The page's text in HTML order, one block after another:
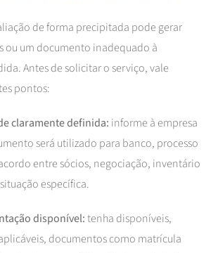
de forma precipitada pode gerar
ou um documento inadequado à
Antes de solicitar o serviço, vale
pontos:
claramente definida: informe à empresa
será utilizado para banco, processo
entre sócios, negociação, inventário
específica.
disponível:tenha disponíveis,
documentos como matrícula